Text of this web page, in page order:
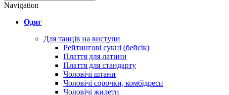
Navigation
Одяг
Для танців на виступи
Рейтингові сукні (бейсік)
Плаття для латини
Плаття для стандарту
Чоловічі штани
Чоловічі сорочки, комбідреси
Чоловічі жилети